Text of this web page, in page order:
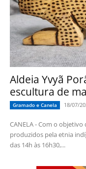
Aldeia Yvyã
escultura de
Gramado e Canela 18/07/
CANELA - Com o
produzidos pela etnia
das 14h às 16h30,...